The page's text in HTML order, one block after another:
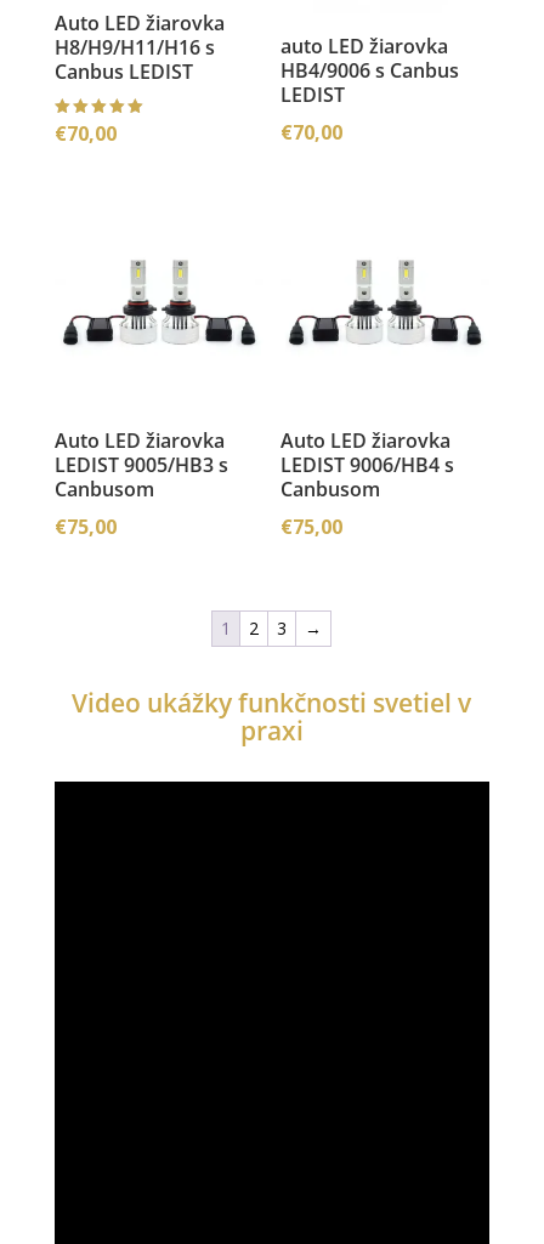
Auto LED žiarovka
H8/H9/H11/H16 s
Canbus LEDIST
Hodnoteni
e
€70,00
auto LED žiarovka
HB4/9006 s Canbus
LEDIST
€70,00
Auto LED žiarovka
LEDIST 9005/HB3 s
Canbusom
€75,00
Auto LED žiarovka
LEDIST 9006/HB4 s
Canbusom
€75,00
1 2 3 →
Video ukážky funkčnosti svetiel v
praxi